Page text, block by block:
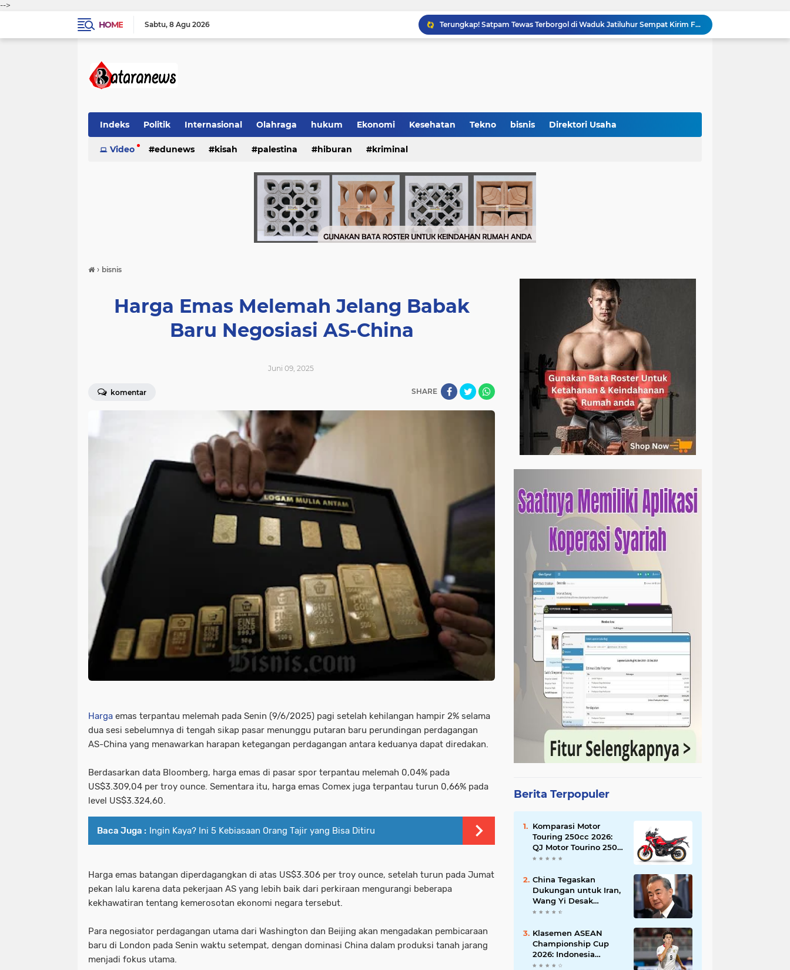
-->
HOME
Sabtu 8 Agu 2026
Terungkap! Satpam Tewas Terborgol di Waduk Jatiluhur Sempat Kirim Foto Lama ke Istri, Dedi Mulyadi Soroti Kejanggalan
Klasemen ASEAN Championship Cup 2026: Indonesia Menang 5-1, Mitchell Baker Hattrick dan Puncaki Top Skor
Studi Ungkap Hampir 270 Ribu Warga Israel Tinggalkan Negaranya Sejak 2023, Akademisi Sebut Situasi Mengkhawatirkan
Indeks Politik Internasional Olahraga hukum Ekonomi Kesehatan Tekno bisnis Direktori Usaha
Video edunews kisah palestina hiburan kriminal
› bisnis
Harga Emas Melemah Jelang Babak
Baru Negosiasi AS-China
Juni 09, 2025
komentar SHARE
Harga emas terpantau melemah pada Senin (9/6/2025) pagi setelah kehilangan hampir 2% selama
dua sesi sebelumnya di tengah sikap pasar menunggu putaran baru perundingan perdagangan
AS-China yang menawarkan harapan ketegangan perdagangan antara keduanya dapat diredakan.
Berdasarkan data Bloomberg, harga emas di pasar spor terpantau melemah 0,04% pada
US$3.309,04 per troy ounce. Sementara itu, harga emas Comex juga terpantau turun 0,66% pada
level US$3.324,60.
Baca Juga : Ingin Kaya? Ini 5 Kebiasaan Orang Tajir yang Bisa Ditiru
Harga emas batangan diperdagangkan di atas US$3.306 per troy ounce, setelah turun pada Jumat
pekan lalu karena data pekerjaan AS yang lebih baik dari perkiraan mengurangi beberapa
kekhawatiran tentang kemerosotan ekonomi negara tersebut.
Para negosiator perdagangan utama dari Washington dan Beijing akan mengadakan pembicaraan
baru di London pada Senin waktu setempat, dengan dominasi China dalam produksi tanah jarang
menjadi fokus utama.
Berita Terpopuler
Komparasi Motor
Touring 250cc 2026:
QJ Motor Tourino 250
DX, Suzuki V-Strom
Versys-X 250?
China Tegaskan
Dukungan untuk Iran,
Wang Yi Desak
Perdamaian Timur
Ketegangan dengan
AS
Klasemen ASEAN
Championship Cup
2026: Indonesia
Menang 5-1, Mitchell